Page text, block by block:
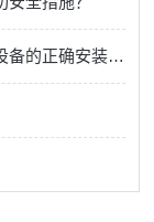
不能不知道的小知识---模块化污水处理设备的正确安装方法